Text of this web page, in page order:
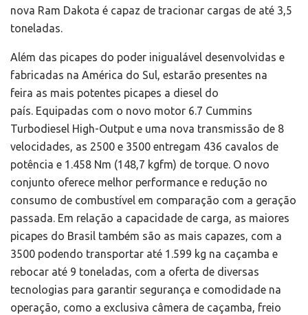
nova Ram Dakota é capaz de tracionar cargas de até 3,5
toneladas.
Além das picapes do poder inigualável desenvolvidas e
fabricadas na América do Sul, estarão presentes na
feira as mais potentes picapes a diesel do
país. Equipadas com o novo motor 6.7 Cummins
Turbodiesel High-Output e uma nova transmissão de 8
velocidades, as 2500 e 3500 entregam 436 cavalos de
potência e 1.458 Nm (148,7 kgfm) de torque. O novo
conjunto oferece melhor performance e redução no
consumo de combustível em comparação com a geração
passada. Em relação a capacidade de carga, as maiores
picapes do Brasil também são as mais capazes, com a
3500 podendo transportar até 1.599 kg na caçamba e
rebocar até 9 toneladas, com a oferta de diversas
tecnologias para garantir segurança e comodidade na
operação, como a exclusiva câmera de caçamba, freio